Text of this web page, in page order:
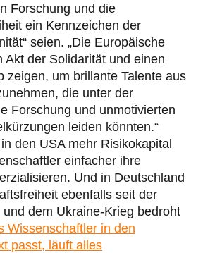
Forschung und die
ein Kennzeichen der
seien. „Die Europäische
Akt der Solidarität und einen
zeigen, um brillante Talente aus
die unter der
Forschung und unmotivierten
leiden könnten.“
den USA mehr Risikokapital
einfacher ihre
Und in Deutschland
ebenfalls seit der
dem Ukraine-Krieg bedroht
Wissenschaftler in den
passt, läuft alles